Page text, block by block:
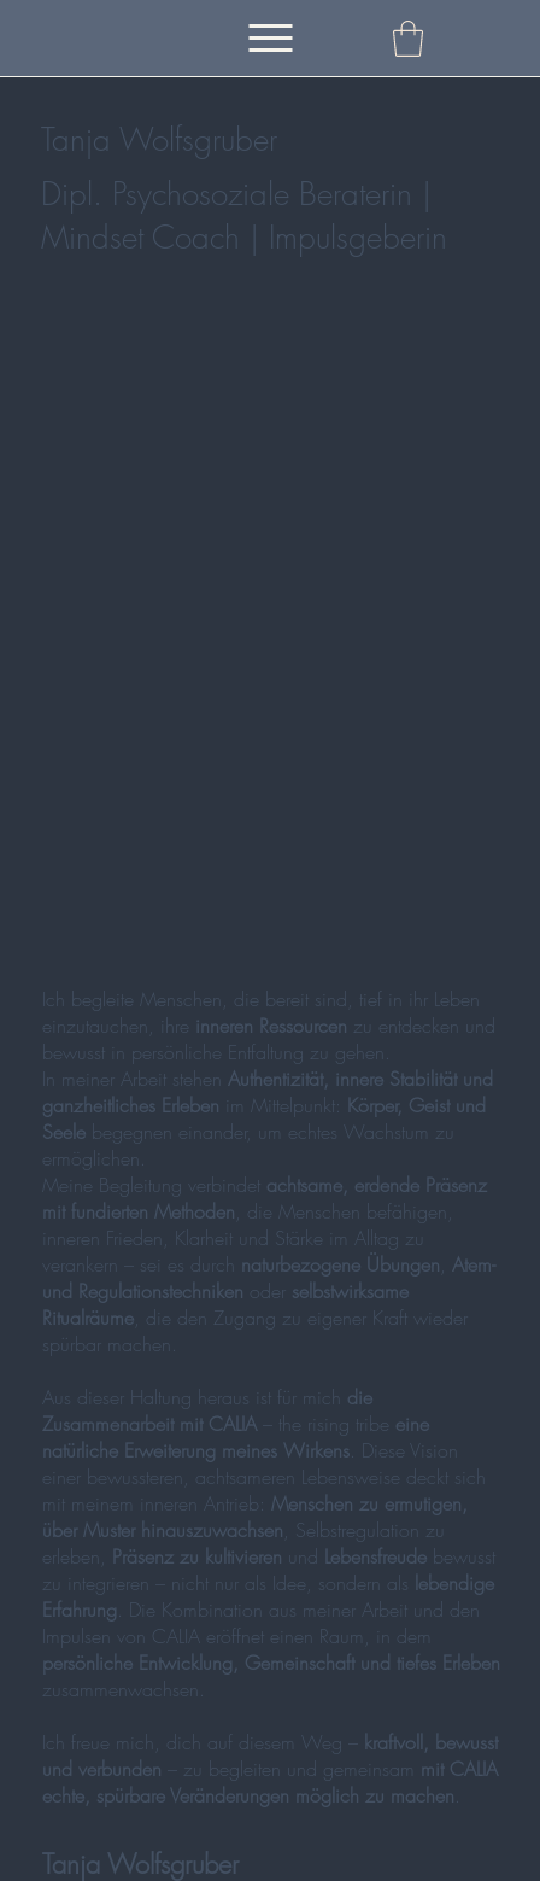
Tanja Wolfsgruber
Dipl. Psychosoziale Beraterin |
Mindset Coach | Impulsgeberin
Ich begleite Menschen, die bereit sind, tief in ihr Leben
einzutauchen, ihre inneren Ressourcen zu entdecken und
bewusst in persönliche Entfaltung zu gehen.
In meiner Arbeit stehen Authentizität, innere Stabilität und
ganzheitliches Erleben im Mittelpunkt: Körper, Geist und
Seelebegegnen einander, um echtes Wachstum zu
ermöglichen.
Meine Begleitung verbindet achtsame, erdende Präsenz
mit fundierten Methoden , die Menschen befähigen,
inneren Frieden, Klarheit und Stärke im Alltag zu
verankern – sei es durch naturbezogene Übungen Atem-
und Regulationstechniken oder selbstwirksame
Ritualräume, die den Zugang zu eigener Kraft wieder
spürbar machen.
Aus dieser Haltung heraus ist für mich die
Zusammenarbeit mit CALIA
– the rising tribe eine
natürliche Erweiterung meines Wirkens. Diese Vision
einer bewussteren, achtsameren Lebensweise deckt sich
mit meinem inneren Antrieb: Menschen zu ermutigen,
über Muster hinauszuwachsen , Selbstregulation zu
erleben, Präsenz zu kultivieren und Lebensfreudebewusst
zu integrieren – nicht nur als Idee, sondern als lebendige
Erfahrung. Die Kombination aus meiner Arbeit und den
Impulsen von CALIA eröffnet einen Raum, in dem
persönliche Entwicklung, Gemeinschaft und tiefes Erleben
zusammenwachsen.
Ich freue mich, dich auf diesem Weg –
kraftvoll, bewusst
und verbunden – zu begleiten und gemeinsam mit CALIA
echte, spürbare Veränderungen möglich zu machen.
Tanja Wolfsgruber